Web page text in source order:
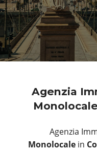
Agenzia
Agenzia
Monolocale in